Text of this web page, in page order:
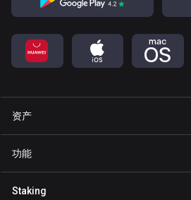
资产
钱包 Binance Coin
功能
Staking